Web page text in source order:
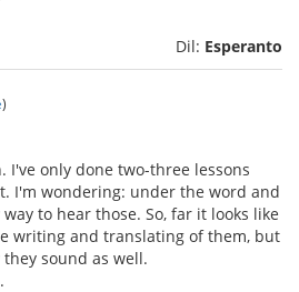
Dil: Esperanto
)
I've only done two-three lessons
I'm wondering: under the word and
to hear those. So, far it looks like
writing and translating of them, but
sound as well.